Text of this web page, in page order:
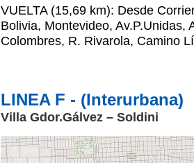
VUELTA (15,69 km): Desde
Bolivia, Montevideo, Av.P.Unidas,
Colombres, R. Rivarola, Camino
LINEA F - (Interurbana)
Villa Gdor.Gálvez – Soldini